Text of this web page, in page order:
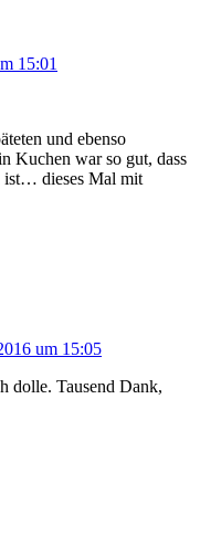
15:01
und ebenso
Kuchen war so gut, dass
ist… dieses Mal mit
um 15:05
dolle. Tausend Dank,